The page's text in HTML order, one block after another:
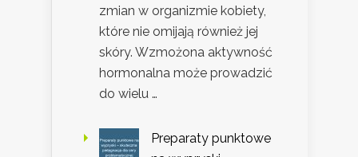
zmian w organizmie kobiety,
które nie omijają również jej
skóry. Wzmożona aktywność
hormonalna może prowadzić
do wielu …
Preparaty punktowe